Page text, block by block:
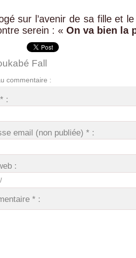
sur l’avenir de sa fille et
serein : « On va bien la
Fall
commentaire :
:
email (non publiée) * :
:
* :